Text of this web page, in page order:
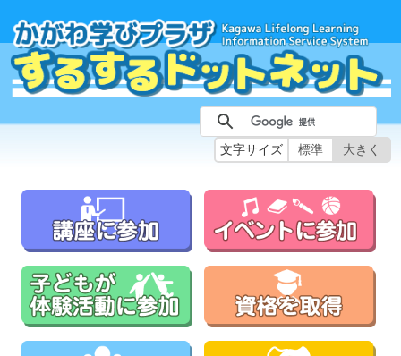
文字サイズ 標準 大きく